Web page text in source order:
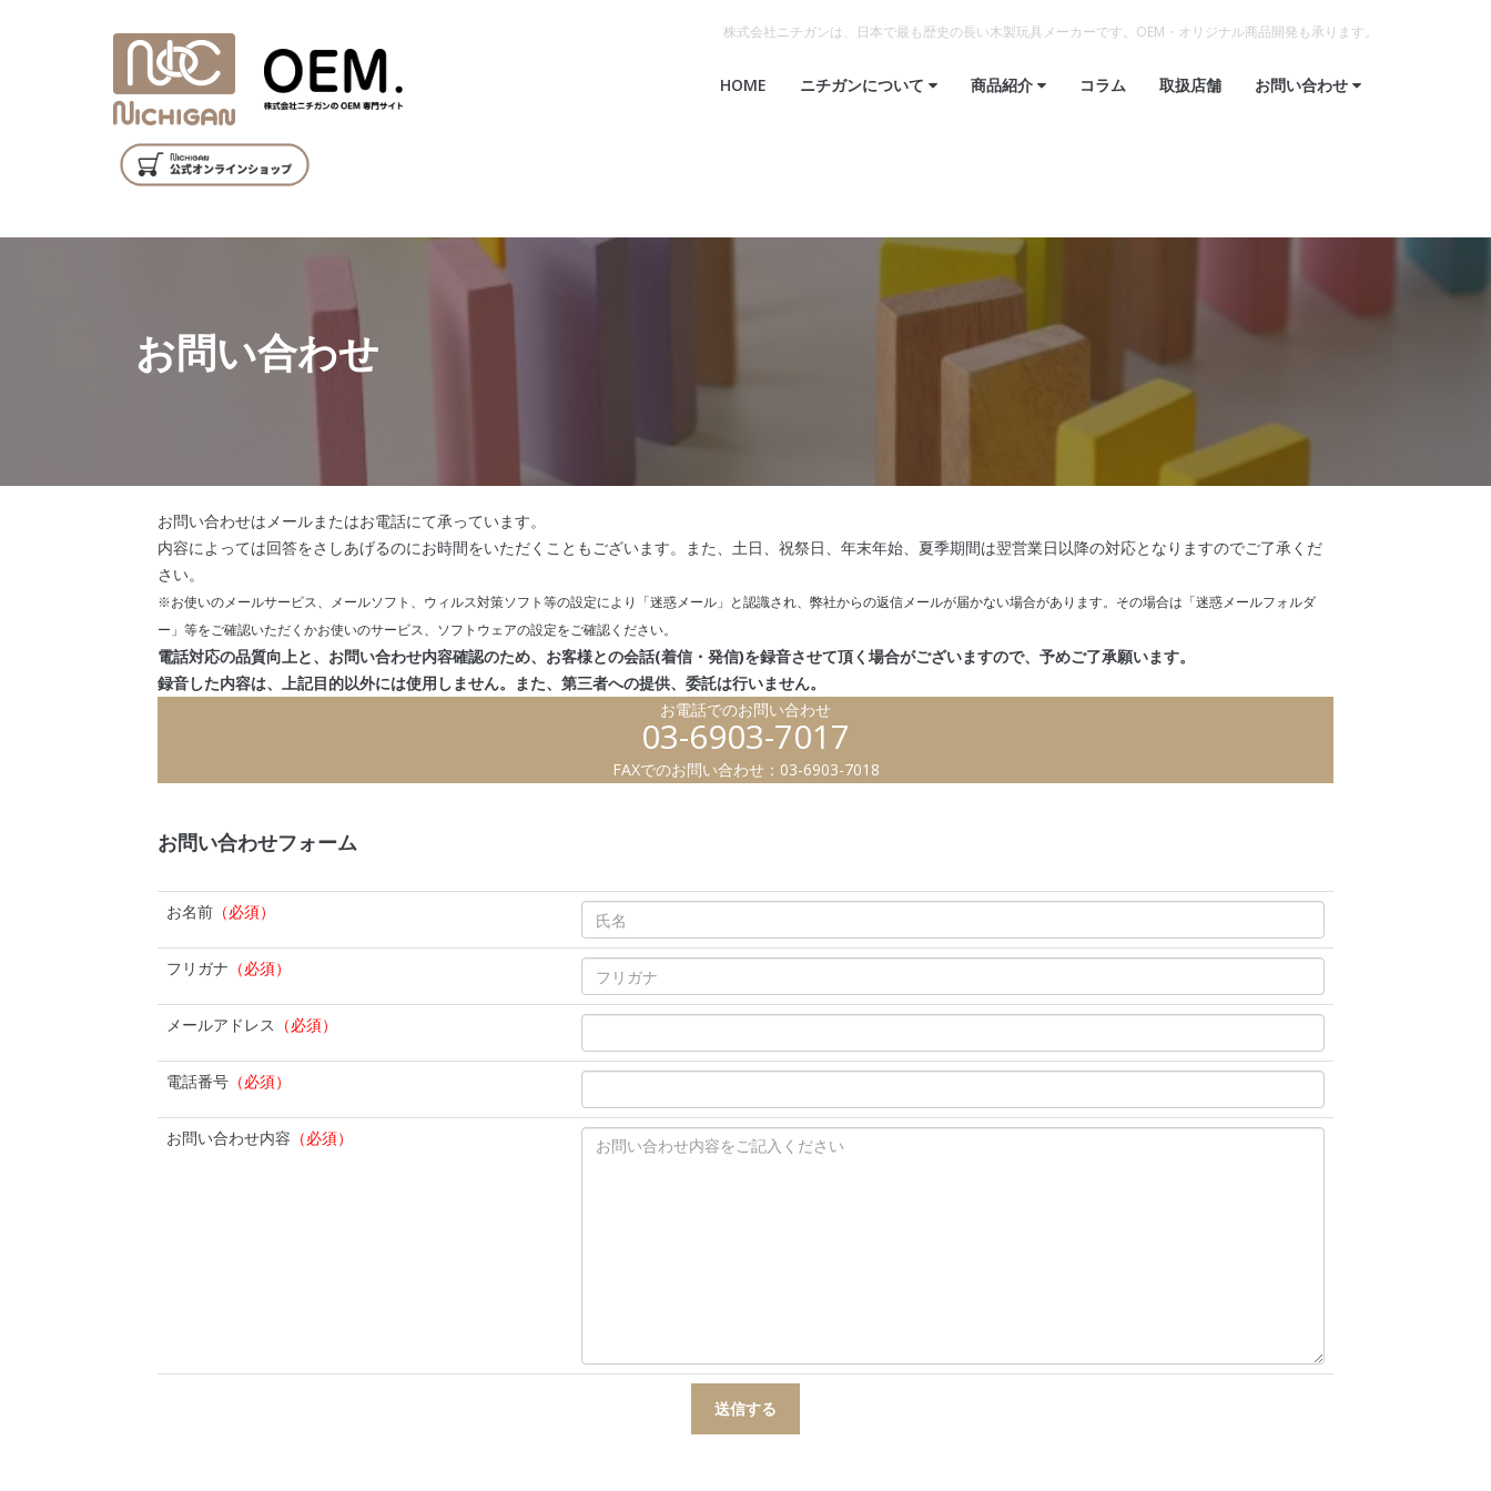
株式会社ニチガンは、日本で最も歴史の長い木製玩具メーカーです。OEM・オリジナル商品開発も承ります。
HOME ニチガンについて 商品紹介 コラム 取扱店舗 お問い合わせ
お問い合わせ
お問い合わせはメールまたはお電話にて承っています。
内容によっては回答をさしあげるのにお時間をいただくこともございます。また、土日、祝祭日、年末年始、夏季期間は翌営業日以降の対応となりますのでご了承くだ
さい。
※お使いのメールサービス、メールソフト、ウィルス対策ソフト等の設定により「迷惑メール」と認識され、弊社からの返信メールが届かない場合があります。 その場合は「迷惑メールフォルダ
ー」等をご確認いただくかお使いのサービス、ソフトウェアの設定をご確認ください。
電話対応の品質向上と、お問い合わせ内容確認のため、お客様との会話(着信・発信)を録音させて頂く場合がございますので、予めご了承願います。
録音した内容は、上記目的以外には使用しません。また、第三者への提供、委託は行いません。
お電話でのお問い合わせ
03-6903-7017
FAXでのお問い合わせ：03-6903-7018
お問い合わせフォーム
お名前 （必須）
フリガナ （必須）
メールアドレス （必須）
電話番号 （必須）
お問い合わせ内容 （必須）